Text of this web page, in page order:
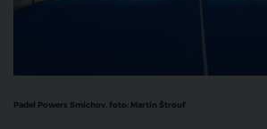
Padel Powers Smíchov, foto: Martin Štrouf